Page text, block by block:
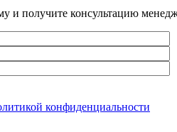
и получите консультацию
конфиденциальности